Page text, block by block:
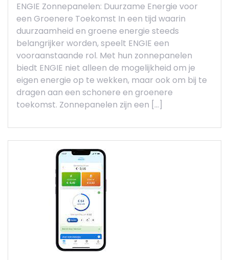
ENGIE Zonnepanelen: Duurzame Energie voor
een Groenere Toekomst In een tijd waarin
duurzaamheid en groene energie steeds
belangrijker worden, speelt ENGIE een
vooraanstaande rol. Met hun zonnepanelen
biedt ENGIE niet alleen de mogelijkheid om je
eigen energie op te wekken, maar ook om bij te
dragen aan een schonere en groenere
toekomst. Zonnepanelen zijn een […]